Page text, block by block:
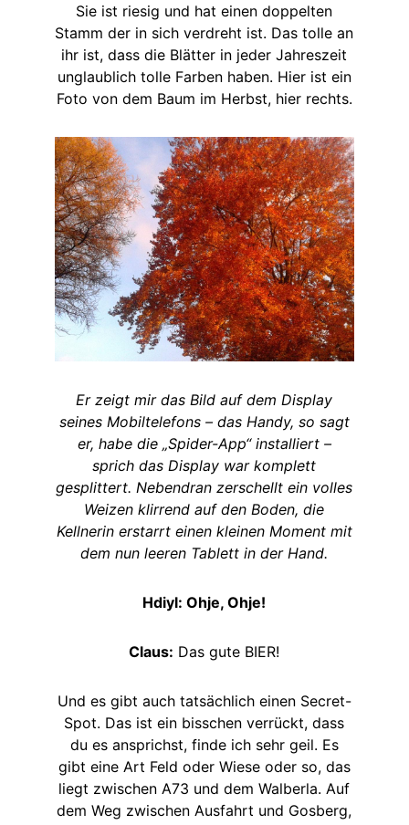
Sie ist riesig und hat einen doppelten
Stamm der in sich verdreht ist. Das tolle an
ihr ist, dass die Blätter in jeder Jahreszeit
unglaublich tolle Farben haben. Hier ist ein
Foto von dem Baum im Herbst, hier rechts.
Er zeigt mir das Bild auf dem Display
seines Mobiltelefons – das Handy, so sagt
er, habe die „Spider-App“ installiert –
sprich das Display war komplett
gesplittert. Nebendran zerschellt ein volles
Weizen klirrend auf den Boden, die
Kellnerin erstarrt einen kleinen Moment mit
dem nun leeren Tablett in der Hand.
Hdiyl: Ohje, Ohje!
Claus: Das gute BIER!
Und es gibt auch tatsächlich einen Secret-
Spot. Das ist ein bisschen verrückt, dass
du es ansprichst, finde ich sehr geil. Es
gibt eine Art Feld oder Wiese oder so, das
liegt zwischen A73 und dem Walberla. Auf
dem Weg zwischen Ausfahrt und Gosberg,